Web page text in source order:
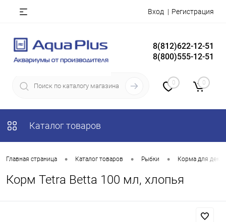
Вход Регистрация
8(812)622-12-51
8(800)555-12-51
0 0
Каталог товаров
Главная страница • Каталог товаров • Рыбки • Корма для
Корм Tetra Betta 100 мл, хлопья